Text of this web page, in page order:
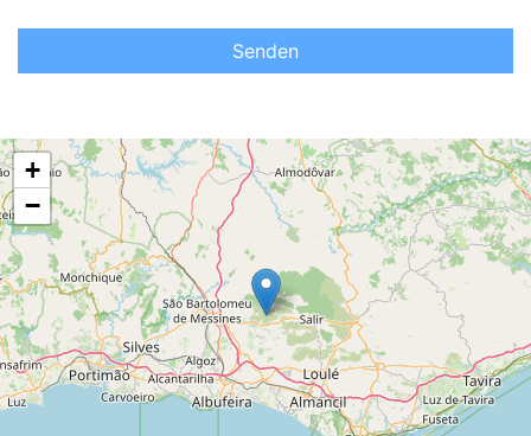
Senden
+
−